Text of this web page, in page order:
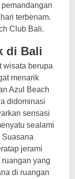
terbenam.
Club Bali.
di Bali
wisata berupa
menarik
Azul Beach
didominasi
sensasi
sealami
Suasana
jerami
yang
di ruangan